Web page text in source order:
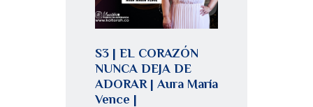
S3 | EL CORAZÓN
NUNCA DEJA DE
ADORAR | Aura María
Vence |